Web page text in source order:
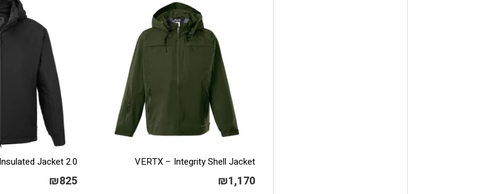
VERTX – Integrity Shell Jacket
₪1,170
Jacket 2.0
₪825